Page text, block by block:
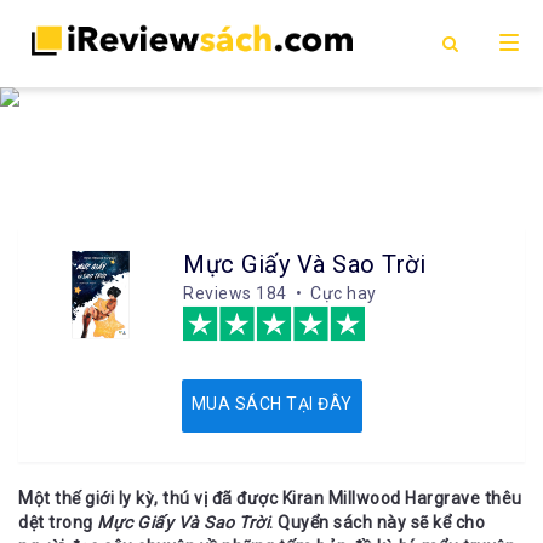
Mực Giấy Và Sao Trời
Reviews 184 • Cực hay
MUA SÁCH TẠI ĐÂY
Một thế giới ly kỳ, thú vị đã được Kiran Millwood Hargrave thêu
dệt trong Mực Giấy Và Sao Trời. Quyển sách này sẽ kể cho